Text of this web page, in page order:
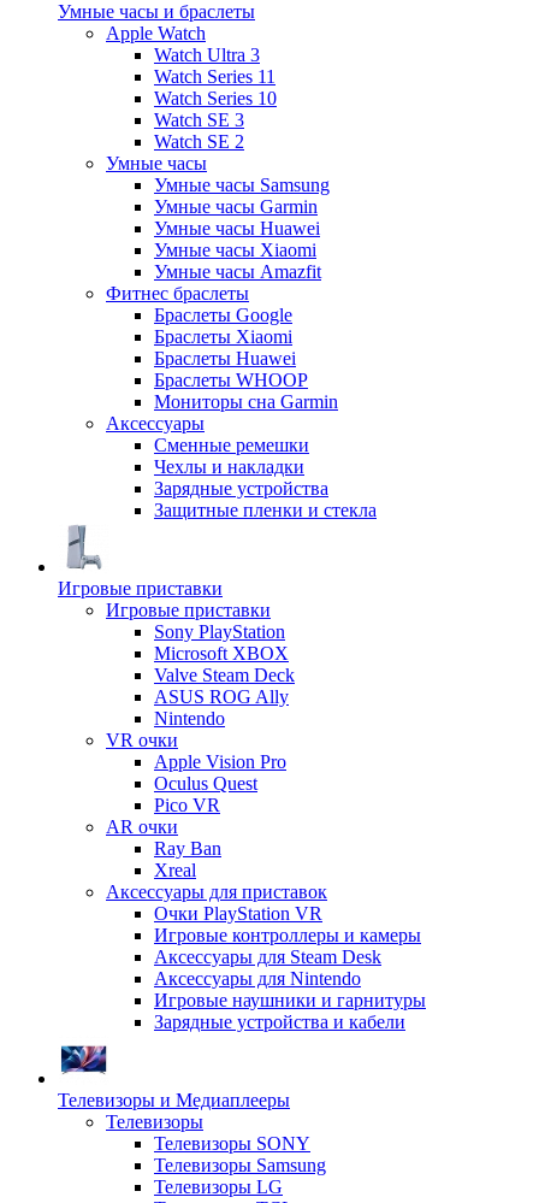
Умные часы и браслеты
Apple Watch
Watch Ultra 3
Watch Series 11
Watch Series 10
Watch SE 3
Watch SE 2
Умные часы
Умные часы Samsung
Умные часы Garmin
Умные часы Huawei
Умные часы Xiaomi
Умные часы Amazfit
Фитнес браслеты
Браслеты Google
Браслеты Xiaomi
Браслеты Huawei
Браслеты WHOOP
Мониторы сна Garmin
Аксессуары
Сменные ремешки
Чехлы и накладки
Зарядные устройства
Защитные пленки и стекла
Игровые приставки
Игровые приставки
Sony PlayStation
Microsoft XBOX
Valve Steam Deck
ASUS ROG Ally
Nintendo
VR очки
Apple Vision Pro
Oculus Quest
Pico VR
AR очки
Ray Ban
Xreal
Аксессуары для приставок
Очки PlayStation VR
Игровые контроллеры и камеры
Аксессуары для Steam Desk
Аксессуары для Nintendo
Игровые наушники и гарнитуры
Зарядные устройства и кабели
Телевизоры и Медиаплееры
Телевизоры
Телевизоры SONY
Телевизоры Samsung
Телевизоры LG